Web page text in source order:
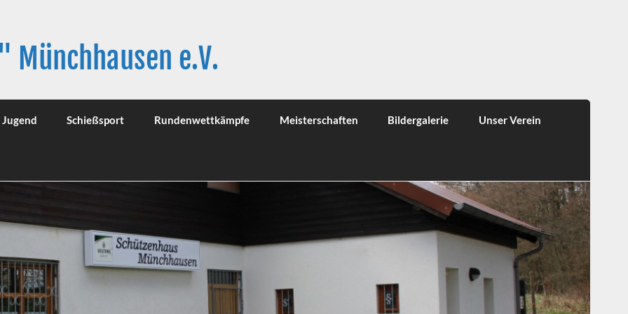
Münchhausen e.V.
Jugend Schießsport Rundenwettkämpfe Meisterschaften Bildergalerie Unser Verein